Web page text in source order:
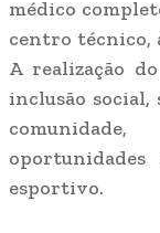
médico
centro técnico,
A realização
inclusão
esportivo.